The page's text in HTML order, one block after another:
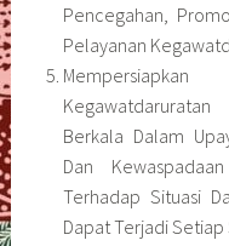
Pencegahan,
Pelayanan
Berkala Dalam
Dan
Terhadap Situasi
Dapat Terjadi Setiap